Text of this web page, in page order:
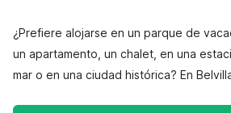
¿Prefiere alojarse en un parque de
un apartamento, un chalet, en una
mar o en una ciudad histórica? En